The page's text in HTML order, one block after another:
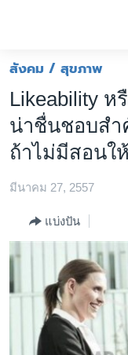
ต่อ
ข้าม
ไป
เนื้อหา
หลัก
ไป
ข้าม
ไป
โลก
เอเชีย
ไทย
ธุรกิจ
วิทยาศาสตร์
สังคมและสุขภาพ
ไลฟ์สไตล์
ตรวจสอบข่าว
สังคม / สุขภาพ
Likeability ห
น่าชื่นชอบสำ
ถ้าไม่มีสอนใ
มีนาคม 27, 2557
แบ่งปัน